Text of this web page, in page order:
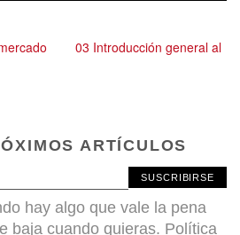
03 Introducción general al
ARTÍCULOS
SUSCRIBIRSE
hay algo que vale la pena
baja cuando quieras. Política